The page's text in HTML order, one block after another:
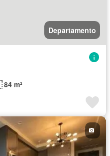
Departamento
84 m²